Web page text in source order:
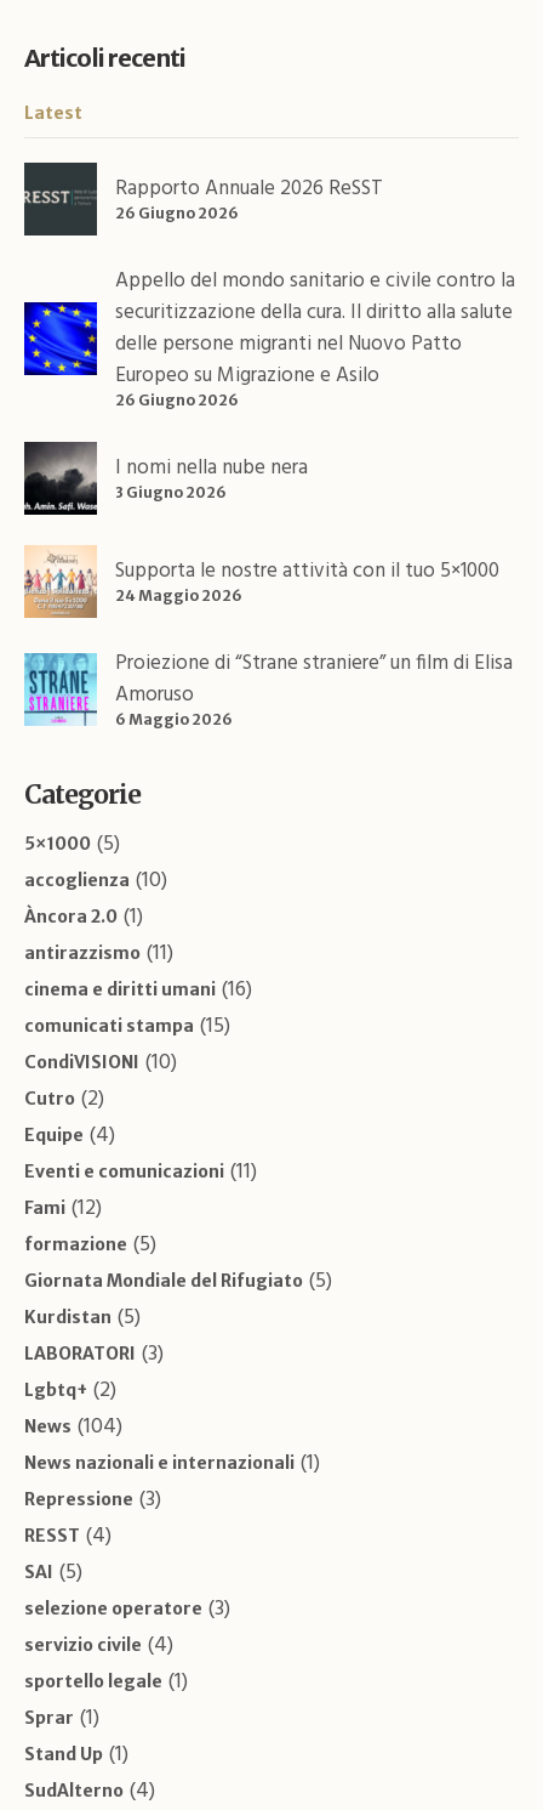
Articoli recenti
Latest
Rapporto Annuale 2026 ReSST
26 Giugno 2026
Appello del mondo sanitario e civile contro la
securitizzazione della cura. Il diritto alla salute
delle persone migranti nel Nuovo Patto
Europeo su Migrazione e Asilo
26 Giugno 2026
I nomi nella nube nera
3 Giugno 2026
Supporta le nostre attività con il tuo 5×1000
24 Maggio 2026
Proiezione di “Strane straniere” un film di Elisa
Amoruso
6 Maggio 2026
Categorie
5×1000 (5)
accoglienza (10)
Àncora 2.0 (1)
antirazzismo (11)
cinema e diritti umani (16)
comunicati stampa (15)
CondiVISIONI (10)
Cutro (2)
Equipe (4)
Eventi e comunicazioni (11)
Fami (12)
formazione (5)
Giornata Mondiale del Rifugiato (5)
Kurdistan (5)
LABORATORI (3)
Lgbtq+ (2)
News (104)
News nazionali e internazionali (1)
Repressione (3)
RESST (4)
SAI (5)
selezione operatore (3)
servizio civile (4)
sportello legale (1)
Sprar (1)
Stand Up (1)
SudAlterno (4)